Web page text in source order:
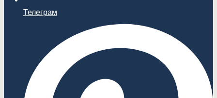
Телеграм